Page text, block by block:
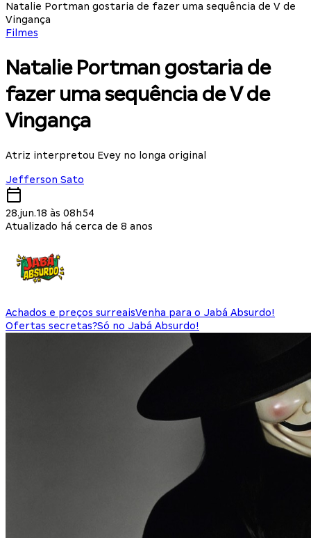
Natalie Portman gostaria de fazer uma sequência de V de
Vingança
Filmes
Natalie Portman gostaria de
fazer uma sequência de V de
Vingança
Atriz interpretou Evey no longa original
Jefferson Sato
28.jun.18 às 08h54
Atualizado há cerca de 8 anos
Achados e preços surreaisVenha para o Jabá Absurdo!
Ofertas secretas?Só no Jabá Absurdo!